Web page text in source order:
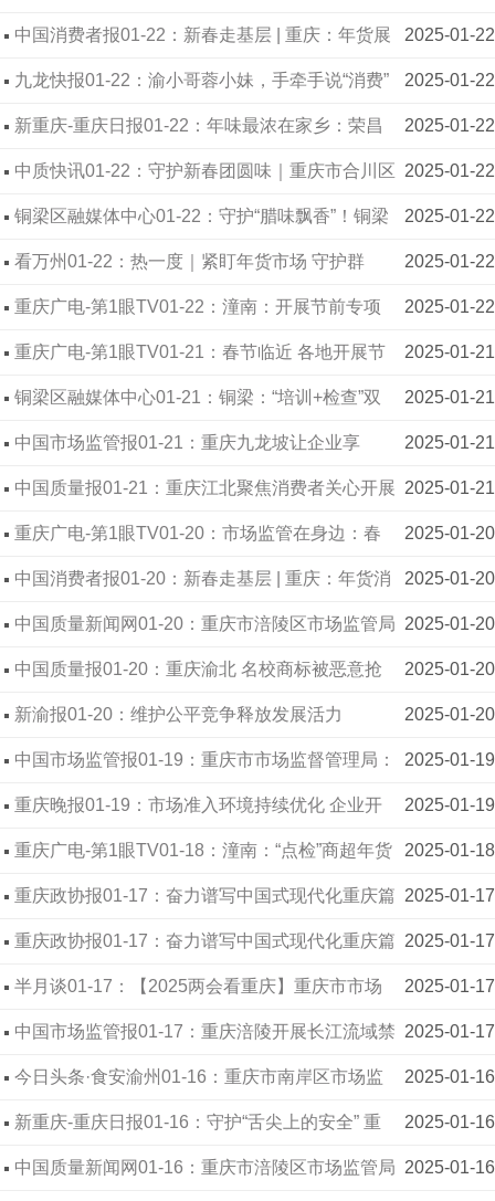
重庆渝北区市场监管部门悉心呵护旅游市场 2025-01-22
中国消费者报01-22：新春走基层 | 重庆：年货展
销到哪 市场监管就跟到哪 2025-01-22
九龙快报01-22：渝小哥蓉小妹，手牵手说“消费”
| 练就“火眼金睛”，识别消费陷阱，守好“过年钱”！ 2025-01-22
新重庆-重庆日报01-22：年味最浓在家乡：荣昌
本土年货受青睐 2025-01-22
中质快讯01-22：守护新春团圆味｜重庆市合川区
市场监管局筑牢春节食安防线 2025-01-22
铜梁区融媒体中心01-22：守护“腊味飘香”！铜梁
开展节前腌腊制品专项检查 2025-01-22
看万州01-22：热一度｜紧盯年货市场 守护群
众“舌尖上的年味” 2025-01-22
重庆广电-第1眼TV01-22：潼南：开展节前专项
执法检查 确保特种设备安全运行 2025-01-21
重庆广电-第1眼TV01-21：春节临近 各地开展节
前食品安全专项检查 2025-01-21
铜梁区融媒体中心01-21：铜梁：“培训+检查”双
管齐下 护航节前农村家宴食品安全 2025-01-21
中国市场监管报01-21：重庆九龙坡让企业享
受“零感知”监管服务 2025-01-21
中国质量报01-21：重庆江北聚焦消费者关心开展
抽检 2025-01-20
重庆广电-第1眼TV01-20：市场监管在身边：春
节景点重点排查 让游客玩得安心 2025-01-20
中国消费者报01-20：新春走基层 | 重庆：年货消
费快速升温 市场监管力度加大 2025-01-20
中国质量新闻网01-20：重庆市涪陵区市场监管局
快速处置涉嫌非法会销案直击 2025-01-20
中国质量报01-20：重庆渝北 名校商标被恶意抢
注法院作出终审判决 2025-01-20
新渝报01-20：维护公平竞争释放发展活力
2025-01-19
中国市场监管报01-19：重庆市市场监督管理局：
全面深化改革助力高质量发展 2025-01-19
重庆晚报01-19：市场准入环境持续优化 企业开
办跑出“加速度” 2025-01-18
重庆广电-第1眼TV01-18：潼南：“点检”商超年货
确保食品安全 2025-01-17
重庆政协报01-17：奋力谱写中国式现代化重庆篇
章——两会特刊 为创新护航 为发展赋能 现代化新
重庆知识产权强市建设迈出坚实步伐
2025-01-17
重庆政协报01-17：奋力谱写中国式现代化重庆篇
章——两会特刊 重庆市市场监管局扎实推动川渝一
体化合作 监管服务“一子落” 川渝市场“满盘活”
2025-01-17
半月谈01-17：【2025两会看重庆】重庆市市场
监管局：以改革创新服务高质量发展 2025-01-17
中国市场监管报01-17：重庆涪陵开展长江流域禁
捕联合执法专项行动 2025-01-16
今日头条·食安渝州01-16：重庆市南岸区市场监
管局 成都市龙泉驿区市场监管局 联合发布春节饮食
安全与健康消费提示
2025-01-16
新重庆-重庆日报01-16：守护“舌尖上的安全” 重
庆高新区开展“年夜饭”集中检查行动 2025-01-16
中国质量新闻网01-16：重庆市涪陵区市场监管局